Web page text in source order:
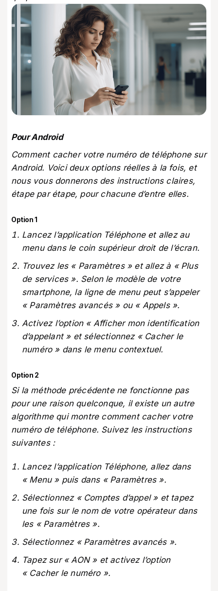
Pour Android
Comment cacher votre numéro de téléphone sur
Android. Voici deux options réelles à la fois, et
nous vous donnerons des instructions claires,
étape par étape, pour chacune d’entre elles.
Option 1
Lancez l’application Téléphone et allez au
menu dans le coin supérieur droit de l’écran.
Trouvez les « Paramètres » et allez à « Plus
de services ». Selon le modèle de votre
smartphone, la ligne de menu peut s’appeler
« Paramètres avancés » ou « Appels ».
Activez l’option « Afficher mon identification
d’appelant » et sélectionnez « Cacher le
numéro » dans le menu contextuel.
Option 2
Si la méthode précédente ne fonctionne pas
pour une raison quelconque, il existe un autre
algorithme qui montre comment cacher votre
numéro de téléphone. Suivez les instructions
suivantes :
Lancez l’application Téléphone, allez dans
« Menu » puis dans « Paramètres ».
Sélectionnez « Comptes d’appel » et tapez
une fois sur le nom de votre opérateur dans
les « Paramètres ».
Sélectionnez « Paramètres avancés ».
Tapez sur « AON » et activez l’option
« Cacher le numéro ».